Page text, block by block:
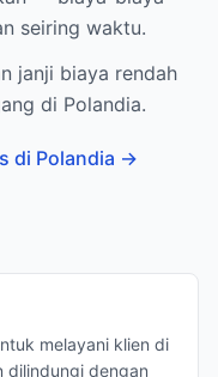
seiring waktu.
janji biaya rendah
di Polandia.
di Polandia →
melayani klien di
dilindungi dengan